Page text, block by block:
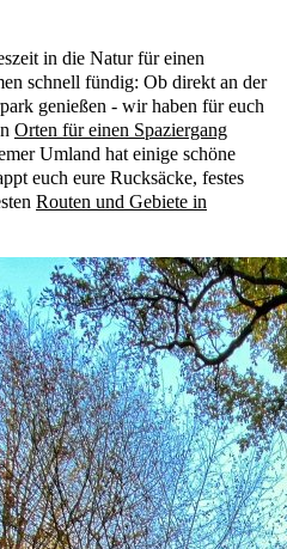
in die Natur für einen
schnell fündig: Ob direkt an der
genießen - wir haben für euch
Orten für einen Spaziergang
Umland hat einige schöne
euch eure Rucksäcke, festes
Routen und Gebiete in